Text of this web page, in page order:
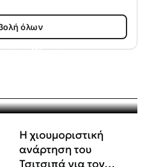
όλων
της
Η χιουμοριστική
ανάρτηση του
Τσιτσιπά για τον…